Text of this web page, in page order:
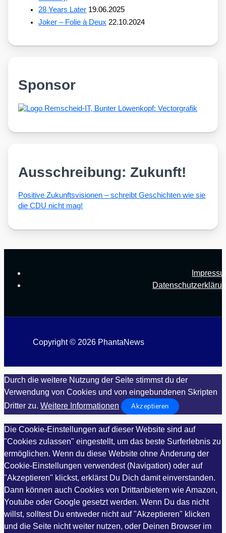
28 Years Later 19.06.2025
Joker – Folie à Deux 22.10.2024
Sponsor
Ausschreibung: Zukunft!
Posi­ti­ve Zukunfts­vi­sio­nen – schreibt Geschich­ten wie sie
die CDU nicht mag!
Copyright © 2026 PhantaNews
Durch die weitere Nutzung der Seite stimmst du der
Verwendung von Cookies und von eingebundenen Skripten
Dritter zu. Weitere Informationen Akzeptieren
Die Cookie-Einstellungen auf dieser Website sind auf
"Cookies zulassen" eingestellt, um das beste Surferlebnis zu
ermöglichen. Wenn du diese Website ohne Änderung der
Cookie-Einstellungen verwendest (Navigation) oder auf
"Akzeptieren" klickst, erklärst Du Dich damit einverstanden.
Dann können auch Cookies von Drittanbietern wie Amazon,
Youtube oder Google gesetzt werden. Wenn Du das nicht
willst, solltest Du entweder nicht auf "Akzeptieren" klicken
und die Seite nicht weiter nutzen, oder Deinen Browser im